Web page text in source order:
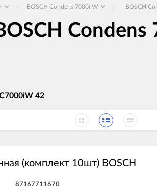
BOSCH Condens 7000i W BOSCH
42
(комплект 10шт) BOSCH
87167711670